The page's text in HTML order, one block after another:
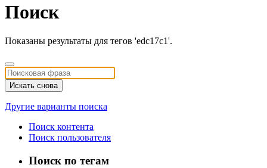
Поиск
Показаны результаты для тегов 'edc17c1'.
Искать снова
Другие варианты поиска
Поиск контента
Поиск пользователя
Поиск по тегам